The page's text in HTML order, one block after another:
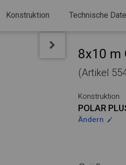
Konstruktion Technische
8x10 m
(Artikel
Konstruktion
POLAR
Ändern